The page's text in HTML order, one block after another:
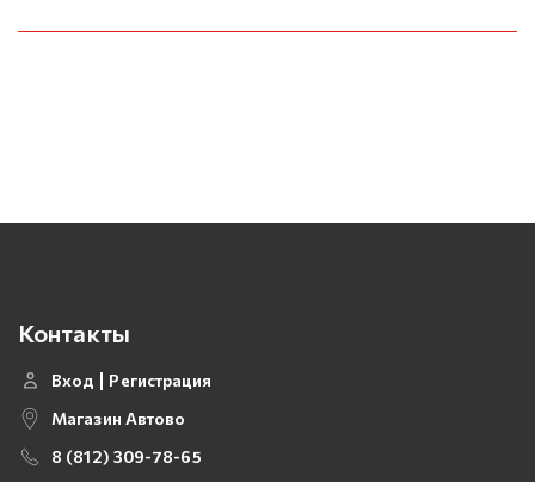
Контакты
Вход
Регистрация
Магазин Автово
8 (812) 309-78-65